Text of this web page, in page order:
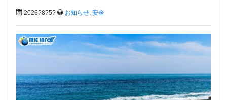
2026?8?5? お知らせ 安全